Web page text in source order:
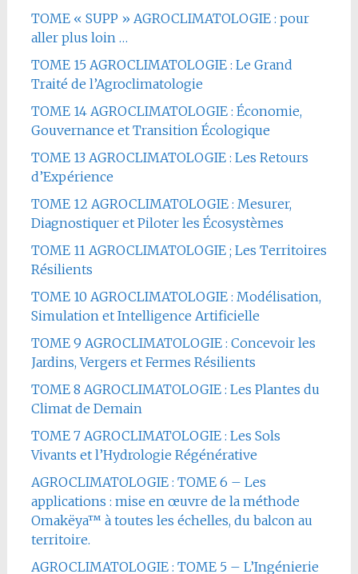
TOME « SUPP » AGROCLIMATOLOGIE : pour
aller plus loin …
TOME 15 AGROCLIMATOLOGIE : Le Grand
Traité de l’Agroclimatologie
TOME 14 AGROCLIMATOLOGIE : Économie,
Gouvernance et Transition Écologique
TOME 13 AGROCLIMATOLOGIE : Les Retours
d’Expérience
TOME 12 AGROCLIMATOLOGIE : Mesurer,
Diagnostiquer et Piloter les Écosystèmes
TOME 11 AGROCLIMATOLOGIE ; Les Territoires
Résilients
TOME 10 AGROCLIMATOLOGIE : Modélisation,
Simulation et Intelligence Artificielle
TOME 9 AGROCLIMATOLOGIE : Concevoir les
Jardins, Vergers et Fermes Résilients
TOME 8 AGROCLIMATOLOGIE : Les Plantes du
Climat de Demain
TOME 7 AGROCLIMATOLOGIE : Les Sols
Vivants et l’Hydrologie Régénérative
AGROCLIMATOLOGIE : TOME 6 – Les
applications : mise en œuvre de la méthode
Omakëya™ à toutes les échelles, du balcon au
territoire.
AGROCLIMATOLOGIE : TOME 5 – L’Ingénierie